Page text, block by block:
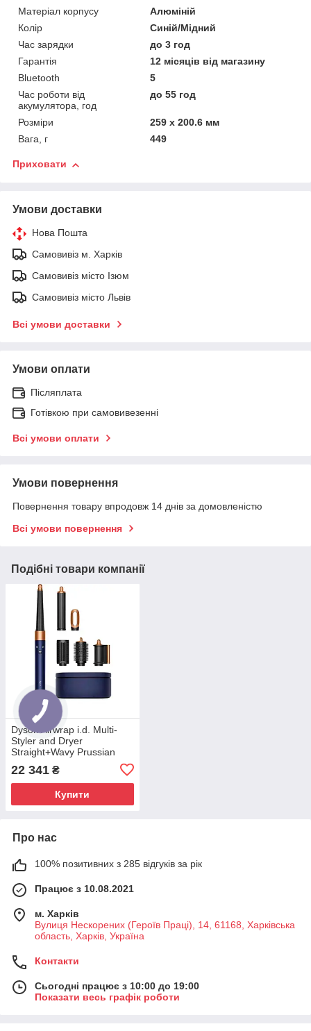
Матеріал корпусу
Алюміній
Колір
Синій/Мідний
Час зарядки
до 3 год
Гарантія
12 місяців від магазину
Bluetooth
5
Час роботи від
акумулятора, год
до 55 год
Розміри
259 х 200.6 мм
Вага, г
449
Приховати
Умови доставки
Нова Пошта
Самовивіз м. Харків
Самовивіз місто Ізюм
Самовивіз місто Львів
Всі умови доставки
Умови оплати
Післяплата
Готівкою при самовивезенні
Всі умови оплати
Умови повернення
Повернення товару впродовж 14 днів за домовленістю
Всі умови повернення
Подібні товари компанії
Dyson Airwrap i.d. Multi-
Styler and Dryer
Straight+Wavy Prussian
blue/Rich copper (107163-
01) EU
22 341 ₴
Купити
Про нас
100% позитивних з 285 відгуків за рік
Працює з 10.08.2021
м. Харків
Вулиця Нескорених (Героїв Праці), 14, 61168, Харківська
область, Харків, Україна
Контакти
Сьогодні працює з 10:00 до 19:00
Показати весь графік роботи